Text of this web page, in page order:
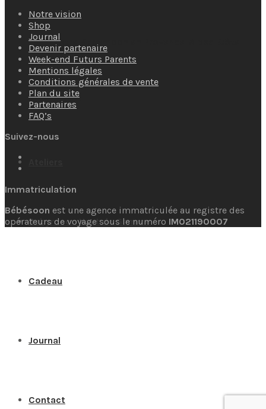
Votre Babymoon en Provence-Alpes-Côte-
d’Azur
Babymoon Haut de Gamme
Cadeau
Journal
Contact
Notre vision
Shop
Journal
Devenir partenaire
Week-end Futurs Parents
Mentions légales
Conditions générales de vente
Plan du site
Partenaires
FAQ’s
Suivez-nous
Immatriculation
Bébésoon est une agence immatriculée au registre des
opérateurs de voyage sous le numéro IM021190007